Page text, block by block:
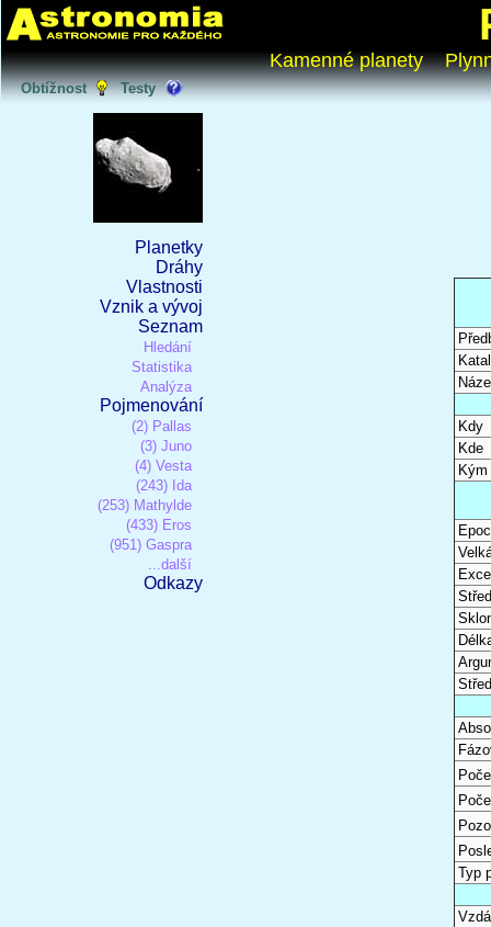
Kamenné planety
Obtížnost Testy
Planetky
Dráhy
Vlastnosti
Vznik a vývoj
Seznam
Hledání
Statistika
Analýza
Pojmenování
(2) Pallas
(3) Juno
(4) Vesta
(243) Ida
(253) Mathylde
(433) Eros
(951) Gaspra
...další
Odkazy
Kdy
Kde
Kým
Typ